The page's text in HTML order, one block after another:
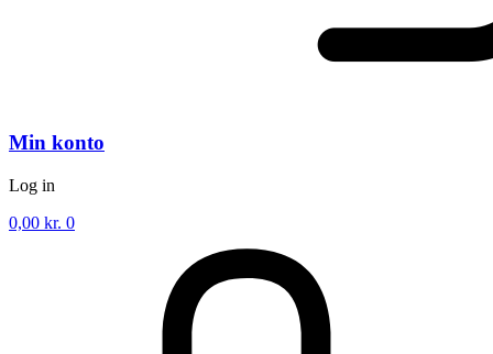
Min konto
Log in
0,00 kr. 0